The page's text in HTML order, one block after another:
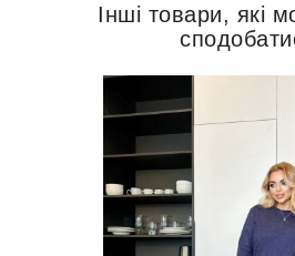
Інші товари, які